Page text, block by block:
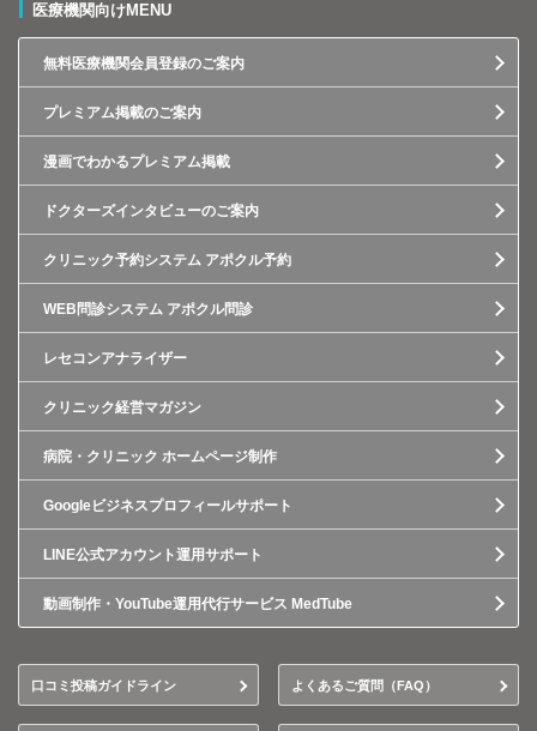
医療機関向けMENU
無料医療機関会員登録のご案内
プレミアム掲載のご案内
漫画でわかるプレミアム掲載
ドクターズインタビューのご案内
クリニック予約システム アポクル予約
WEB問診システム アポクル問診
レセコンアナライザー
クリニック経営マガジン
病院・クリニック ホームページ制作
Googleビジネスプロフィールサポート
LINE公式アカウント運用サポート
動画制作・YouTube運用代行サービス MedTube
口コミ投稿ガイドライン よくあるご質問（FAQ）